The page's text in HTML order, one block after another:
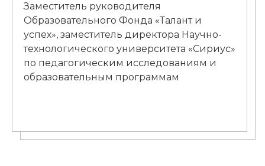
Заместитель руководителя
Образовательного Фонда «Талант и
успех», заместитель директора Научно-
технологического университета «Сириус»
по педагогическим исследованиям и
образовательным программам